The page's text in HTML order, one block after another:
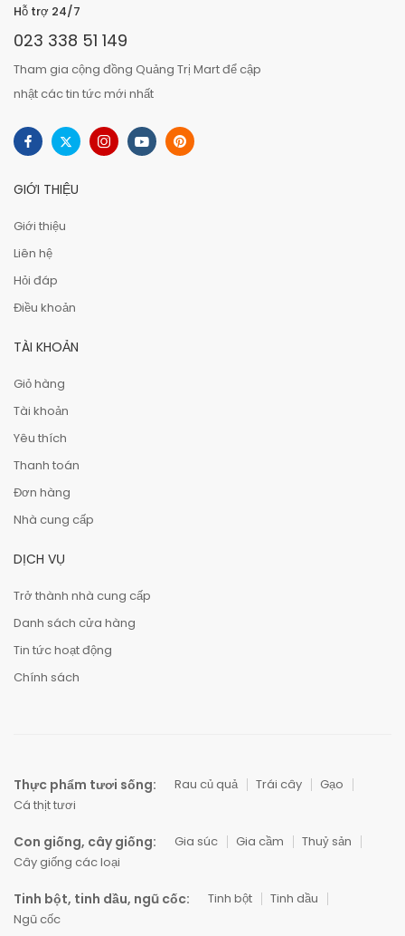
Hỗ trợ 24/7
023 338 51 149
Tham gia cộng đồng Quảng Trị Mart để cập
nhật các tin tức mới nhất
GIỚI THIỆU
Giới thiệu
Liên hệ
Hỏi đáp
Điều khoản
TÀI KHOẢN
Giỏ hàng
Tài khoản
Yêu thích
Thanh toán
Đơn hàng
Nhà cung cấp
DỊCH VỤ
Trở thành nhà cung cấp
Danh sách cửa hàng
Tin tức hoạt động
Chính sách
Thực phẩm tươi sống: Rau củ quả Trái cây
Gạo
Cá thịt tươi
Con giống, cây giống: Gia súc Gia cầm
Thuỷ sản
Cây giống các loại
Tinh bột, tinh dầu, ngũ cốc: Tinh bột
Tinh dầu
Ngũ cốc